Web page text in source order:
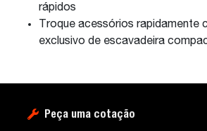
rápidos
Troque acessórios rapidamente
exclusivo de escavadeira
Peça uma cotação